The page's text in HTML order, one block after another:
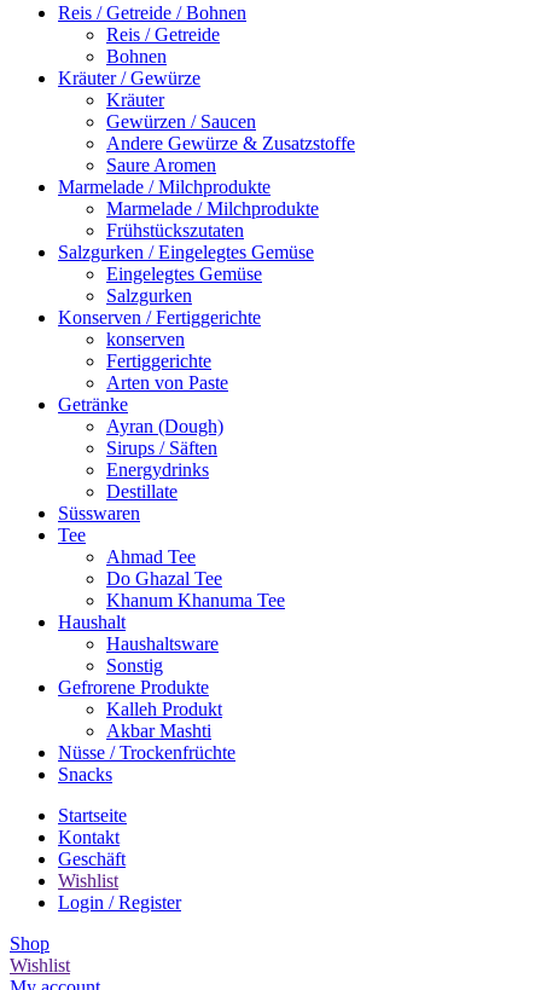
Reis / Getreide / Bohnen
Reis / Getreide
Bohnen
Kräuter / Gewürze
Kräuter
Gewürzen / Saucen
Andere Gewürze & Zusatzstoffe
Saure Aromen
Marmelade / Milchprodukte
Marmelade / Milchprodukte
Frühstückszutaten
Salzgurken / Eingelegtes Gemüse
Eingelegtes Gemüse
Salzgurken
Konserven / Fertiggerichte
konserven
Fertiggerichte
Arten von Paste
Getränke
Ayran (Dough)
Sirups / Säften
Energydrinks
Destillate
Süsswaren
Tee
Ahmad Tee
Do Ghazal Tee
Khanum Khanuma Tee
Haushalt
Haushaltsware
Sonstig
Gefrorene Produkte
Kalleh Produkt
Akbar Mashti
Nüsse / Trockenfrüchte
Snacks
Startseite
Kontakt
Geschäft
Wishlist
Login / Register
Shop
Wishlist